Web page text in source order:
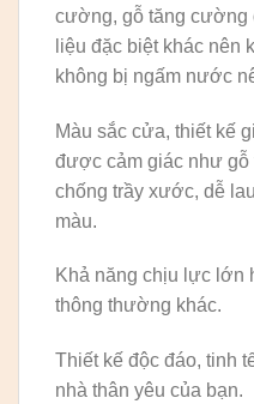
cường, gỗ tăng cường
liệu đặc biệt khác nên
không bị ngấm nước
Màu sắc cửa, thiết kế
được cảm giác như gỗ
chống trầy xước, dễ
màu.
Khả năng chịu lực
thông thường khác.
Thiết kế độc đáo, tinh
nhà thân yêu của bạn.